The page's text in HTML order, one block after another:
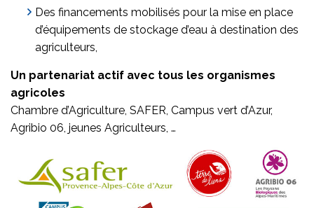
Des financements mobilisés pour la mise en place
d’équipements de stockage d’eau à destination des
agriculteurs,
Un partenariat actif avec tous les organismes
agricoles
Chambre d’Agriculture, SAFER, Campus vert d’Azur,
Agribio 06, jeunes Agriculteurs, …